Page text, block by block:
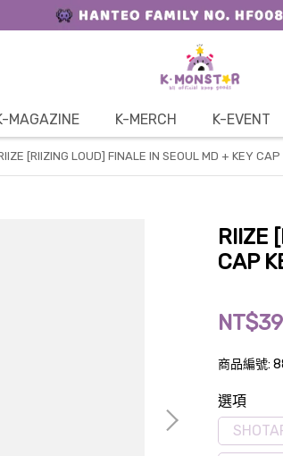
MAGAZINE K-MERCH K-EVENT
[RIIZING LOUD] FINALE IN SEOUL MD + KEY CAP
RIIZE
CAP
商品編號:
選項